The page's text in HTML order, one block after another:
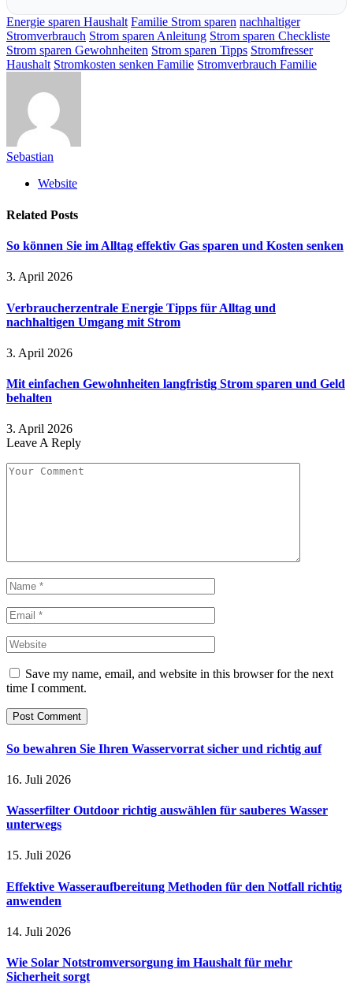
Energie sparen Haushalt Familie Strom sparen nachhaltiger
Stromverbrauch Strom sparen Anleitung Strom sparen Checkliste
Strom sparen Gewohnheiten Strom sparen Tipps Stromfresser
Haushalt Stromkosten senken Familie Stromverbrauch Familie
Sebastian
Website
Related Posts
So können Sie im Alltag effektiv Gas sparen und Kosten senken
3. April 2026
Verbraucherzentrale Energie Tipps für Alltag und
nachhaltigen Umgang mit Strom
3. April 2026
Mit einfachen Gewohnheiten langfristig Strom sparen und Geld
behalten
3. April 2026
Leave A Reply
Save my name, email, and website in this browser for the next
time I comment.
So bewahren Sie Ihren Wasservorrat sicher und richtig auf
16. Juli 2026
Wasserfilter Outdoor richtig auswählen für sauberes Wasser
unterwegs
15. Juli 2026
Effektive Wasseraufbereitung Methoden für den Notfall richtig
anwenden
14. Juli 2026
Wie Solar Notstromversorgung im Haushalt für mehr
Sicherheit sorgt